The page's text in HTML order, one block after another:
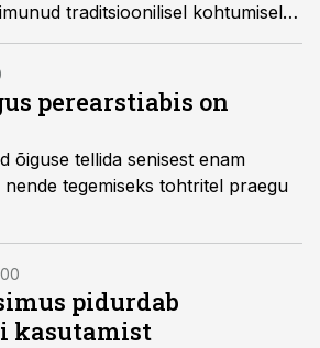
traditsioonilisel kohtumisel
ajakirjanikega.
perearstiabis on
õiguse tellida senisest enam
tegemiseks tohtritel praegu
pidurdab
kasutamist